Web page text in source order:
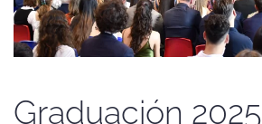
Graduación 2025